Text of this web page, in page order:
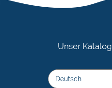
Unser Katalog